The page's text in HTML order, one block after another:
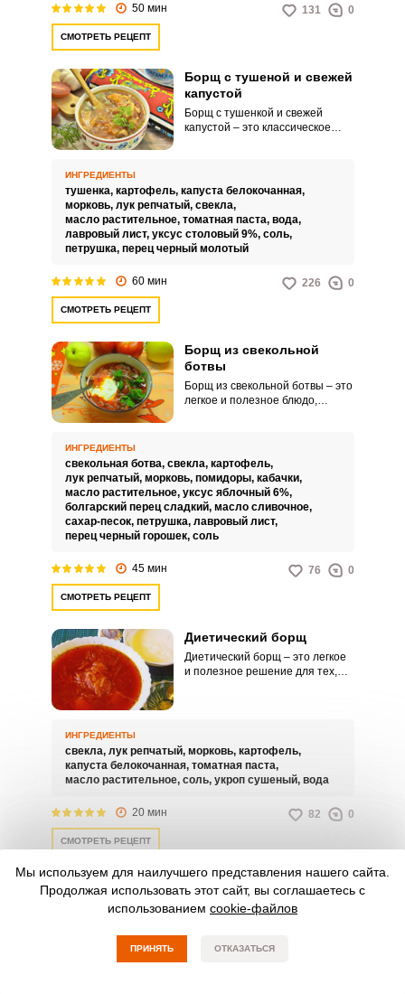
50 мин 131 0
СМОТРЕТЬ РЕЦЕПТ
Борщ с тушеной и свежей
капустой
Борщ с тушенкой и свежей
капустой – это классическое
насыщенный вкус, а свежая
капуста заботится о хрустящей
текстуре и витаминах.
ИНГРЕДИЕНТЫ
тушенка, картофель, капуста белокочанная,
морковь, лук репчатый, свекла,
масло растительное, томатная паста, вода,
лавровый лист, уксус столовый 9%, соль,
петрушка, перец черный молотый
60 мин 226 0
СМОТРЕТЬ РЕЦЕПТ
Борщ из свекольной
ботвы
Борщ из свекольной ботвы – это
легкое и полезное блюдо,
придающая насыщенный вкус,
сочетаясь с картофелем и
морковью, создает гармонию
традиционной украинской кухни.
ИНГРЕДИЕНТЫ
свекольная ботва, свекла, картофель,
лук репчатый, морковь, помидоры, кабачки,
масло растительное, уксус яблочный 6%,
болгарский перец сладкий, масло сливочное,
сахар-песок, петрушка, лавровый лист,
перец черный горошек, соль
45 мин 76 0
СМОТРЕТЬ РЕЦЕПТ
Диетический борщ
Диетический борщ – это легкое
и полезное решение для тех,
позволяют наслаждаться
насыщенным вкусом без лишних
калорий.
ИНГРЕДИЕНТЫ
свекла, лук репчатый, морковь, картофель,
капуста белокочанная, томатная паста,
масло растительное, соль, укроп сушеный, вода
20 мин 82 0
СМОТРЕТЬ РЕЦЕПТ
Борщ с болгарским
свежий взгляд на традиционное
Мы используем для наилучшего представления нашего сайта.
Продолжая использовать этот сайт, вы соглашаетесь с
использованием cookie-файлов
ПРИНЯТЬ ОТКАЗАТЬСЯ